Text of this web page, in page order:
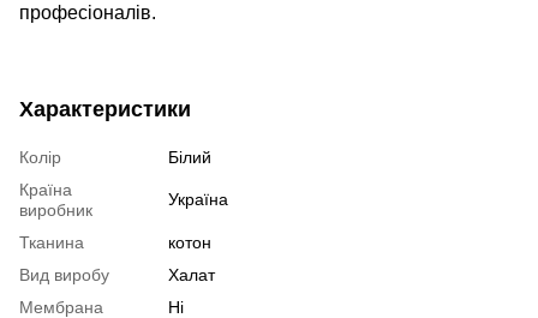
професіоналів.
Характеристики
Колір
Білий
Країна
виробник
Україна
Тканина
котон
Вид виробу
Халат
Мембрана
Ні